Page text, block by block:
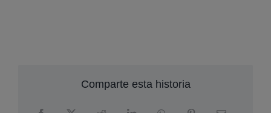
Comparte esta historia